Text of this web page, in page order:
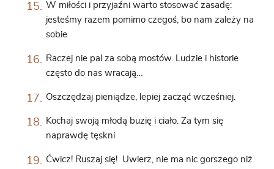
W miłości i przyjaźni warto stosować zasadę:
jesteśmy razem pomimo czegoś, bo nam zależy na
sobie
Raczej nie pal za sobą mostów. Ludzie i historie
często do nas wracają…
Oszczędzaj pieniądze, lepiej zacząć wcześniej.
Kochaj swoją młodą buzię i ciało. Za tym się
naprawdę tęskni
Ćwicz! Ruszaj się! Uwierz, nie ma nic gorszego niż